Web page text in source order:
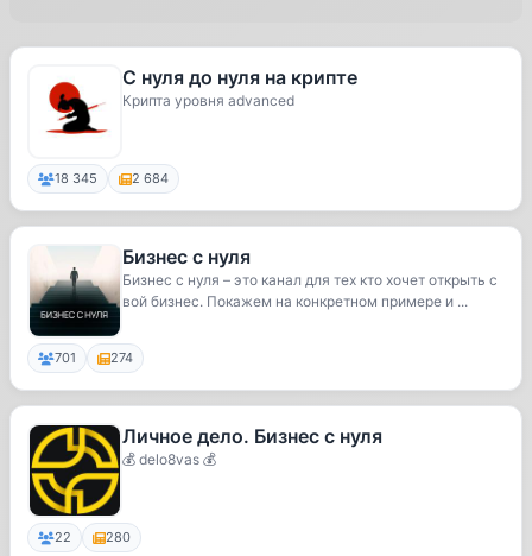
С нуля до нуля на крипте
Крипта уровня advanced
18 345 2 684
Бизнес с нуля
Бизнес с нуля – это канал для тех кто хочет открыть с
вой бизнес. Покажем на конкретном примере и ...
701 274
Личное дело. Бизнес с нуля
💰 delo8vas 💰
22 280